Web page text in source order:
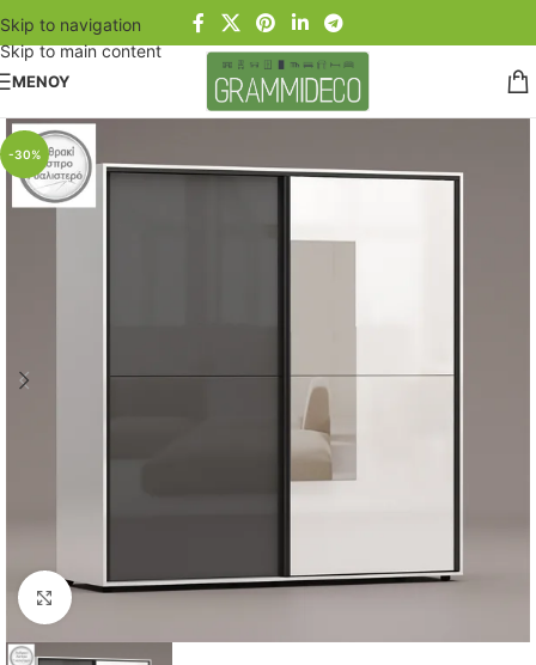
Skip to navigation
Skip to main content
ΜΕΝΟΥ
-30%
Click to enlarge